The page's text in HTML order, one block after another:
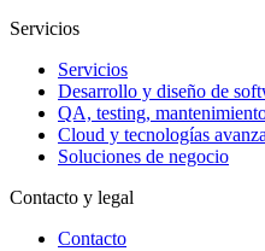
Servicios
Servicios
Desarrollo y diseño de
QA, testing,
Cloud y tecnologías
Soluciones de negocio
Contacto y legal
Contacto